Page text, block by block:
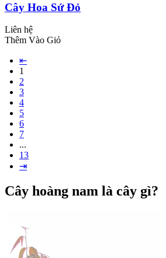
Cây Hoa Sứ Đỏ
Liên hệ
Thêm Vào Giỏ
⇤
1
2
3
4
5
6
7
...
13
⇥
Cây hoàng nam là cây gì?